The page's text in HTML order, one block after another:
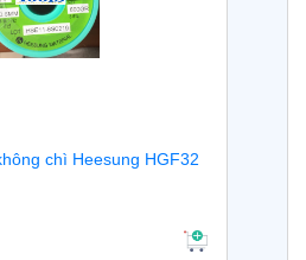
chì Heesung HGF32